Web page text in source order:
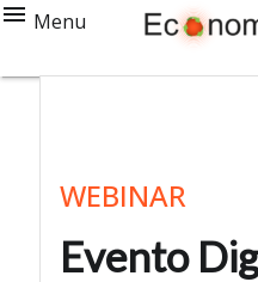
Menu
WEBINAR
Evento